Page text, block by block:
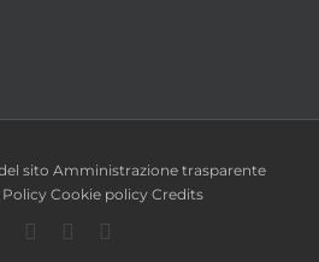
sito Amministrazione trasparente
Cookie policy Credits
Facebook
TwitterYouTube